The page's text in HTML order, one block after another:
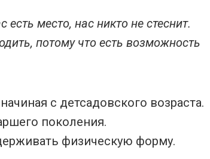
место, нас никто не стеснит.
потому что есть возможность
с детсадовского возраста.
поколения.
физическую форму.